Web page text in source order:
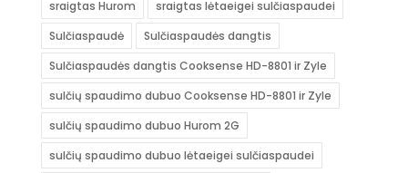
sraigtas Hurom
sraigtas lėtaeigei sulčiaspaudei
Sulčiaspaudė
Sulčiaspaudės dangtis
Sulčiaspaudės dangtis Cooksense HD-8801 ir Zyle
sulčių spaudimo dubuo Cooksense HD-8801 ir Zyle
sulčių spaudimo dubuo Hurom 2G
sulčių spaudimo dubuo lėtaeigei sulčiaspaudei